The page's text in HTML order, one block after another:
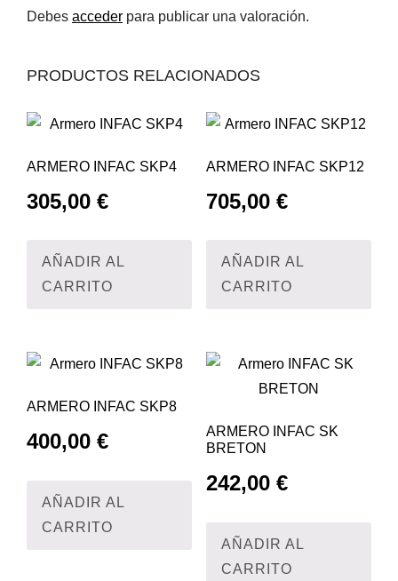
Debes acceder para publicar una valoración.
PRODUCTOS RELACIONADOS
ARMERO INFAC SKP4
305,00 €
AÑADIR AL
CARRITO
ARMERO INFAC SKP12
705,00 €
AÑADIR AL
CARRITO
ARMERO INFAC SKP8
400,00 €
AÑADIR AL
CARRITO
ARMERO INFAC SK
BRETON
242,00 €
AÑADIR AL
CARRITO